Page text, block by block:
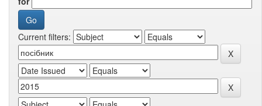
Current filters: